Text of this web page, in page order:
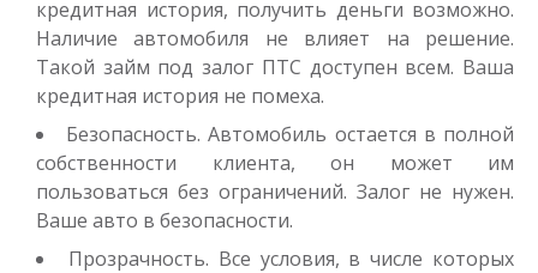
Одолжим до 30 дней
Сумма
Срок от 1 до 30 дня
кредитная история, получить деньги возможно.
Наличие автомобиля не влияет на решение.
Такой займ под залог ПТС доступен всем. Ваша
кредитная история не помеха.
Безопасность. Автомобиль остается в полной
собственности клиента, он может им
пользоваться без ограничений. Залог не нужен.
Ваше авто в безопасности.
Прозрачность. Все условия, в числе которых